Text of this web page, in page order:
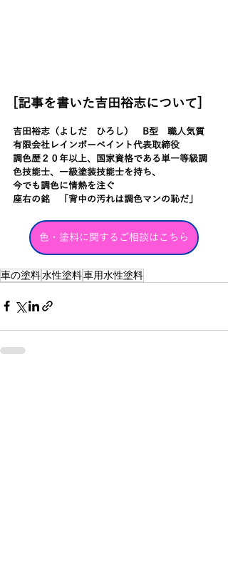
[記事を書いた吉田裕志について]
吉田裕志（よしだ　ひろし）　B型　職人気質
有限会社レインボーペイント代表取締役
調色歴２０年以上、国家資格である単一等級調
色技能士、一級塗装技能士を持ち、
今でも調色に情熱を注ぐ
座右の銘　「背中の汚れは調色マンの恥だ」
色・塗料に関するご相談はこちら
車の塗料水性塗料車用水性塗料